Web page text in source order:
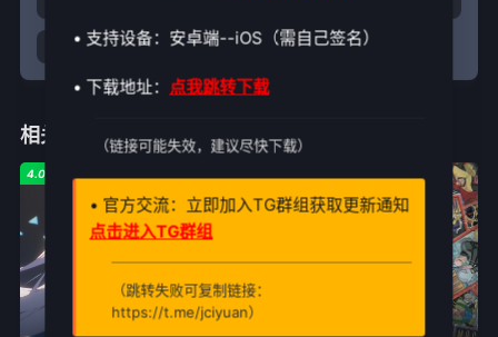
第13集
相关推荐
4.0
• 支持设备：安卓端--iOS（需自己签名）
• 下载地址： 点我跳转下载
（链接可能失效，建议尽快下载）
• 官方交流：立即加入TG群组获取更新通知
点击进入TG群组
（跳转失败可复制链接：
https://t.me/jciyuan）